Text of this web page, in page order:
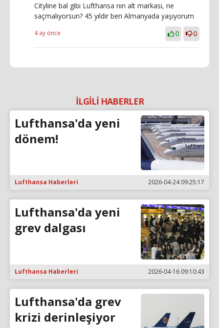
Cityline bal gibi Lufthansa nın alt markası, ne
saçmalıyorsun? 45 yıldır ben Almanyada yaşıyorum
4 ay önce 0 0
İLGİLİ HABERLER
Lufthansa'da yeni
dönem!
Lufthansa Haberleri 2026-04-24 09:25:17
Lufthansa'da yeni
grev dalgası
Lufthansa Haberleri 2026-04-16 09:10:43
Lufthansa'da grev
krizi derinleşiyor